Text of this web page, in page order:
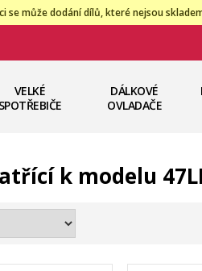
se může dodání dílů, které nejsou
VELKÉ
SPOTŘEBIČE
DÁLKOVÉ
OVLADAČE
k modelu